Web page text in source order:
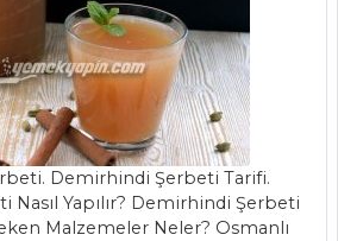
Demirhindi Şerbeti Tarifi.
Yapılır? Demirhindi Şerbeti
Malzemeler Neler? Osmanlı